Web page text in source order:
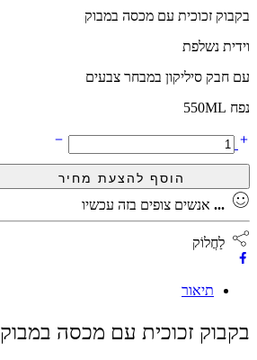
בקבוק זכוכית עם מכסה במבוק
וידית נשלפת
עם חבק סיליקון במבחר צבעים
נפח 550ML
... אנשים צופים בזה עכשיו
לַחֲלוֹק
תיאור
בקבוק זכוכית עם מכסה במבוק